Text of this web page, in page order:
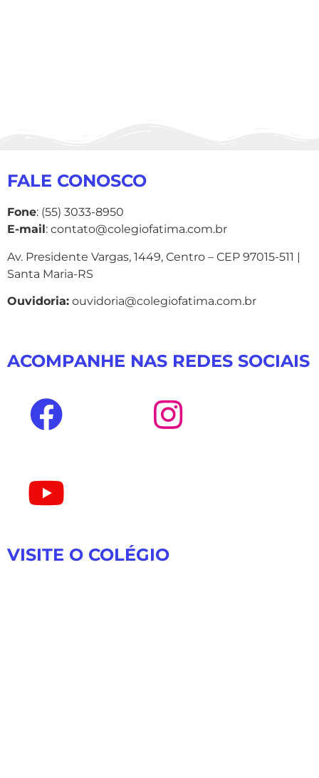
FALE CONOSCO
Fone: (55) 3033-8950
E-mail: contato@colegiofatima.com.br
Av. Presidente Vargas, 1449, Centro – CEP 97015-511 |
Santa Maria-RS
Ouvidoria: ouvidoria@colegiofatima.com.br
ACOMPANHE NAS REDES SOCIAIS
VISITE O COLÉGIO